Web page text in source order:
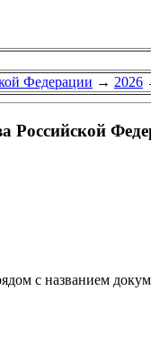
Федерации → 2026
Российской
с названием